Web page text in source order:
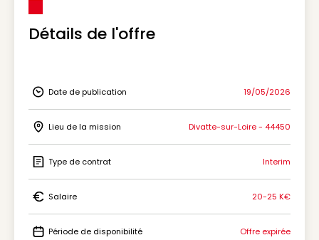
Détails de l'offre
Icon Date de publication
Date de publication 19/05/2026
Icon Lieu de la mission
Lieu de la mission Divatte-sur-Loire - 44450
Icon Type de contrat
Type de contrat Interim
Icon Salaire
Salaire 20-25 K€
Période de disponibilité Offre expirée